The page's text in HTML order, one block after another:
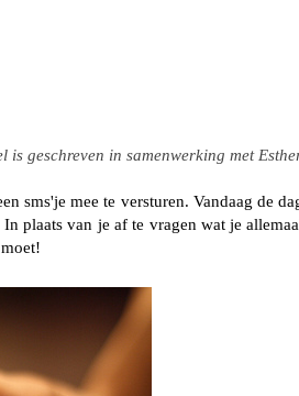
is geschreven in samenwerking met
sms'je mee te versturen. Vandaag de
plaats van je af te vragen wat je